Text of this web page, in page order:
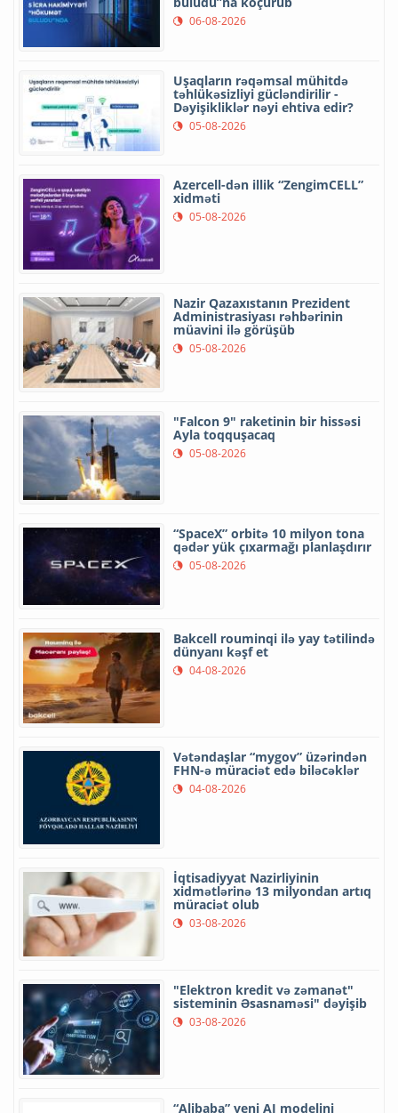
06-08-2026
Uşaqların rəqəmsal mühitdə
təhlükəsizliyi gücləndirilir -
Dəyişikliklər nəyi ehtiva edir?
05-08-2026
Azercell-dən illik “ZengimCELL”
xidməti
05-08-2026
Nazir Qazaxıstanın Prezident
Administrasiyası rəhbərinin
müavini ilə görüşüb
05-08-2026
"Falcon 9" raketinin bir hissəsi
Ayla toqquşacaq
05-08-2026
“SpaceX” orbitə 10 milyon tona
qədər yük çıxarmağı planlaşdırır
05-08-2026
Bakcell rouminqi ilə yay tətilində
dünyanı kəşf et
04-08-2026
Vətəndaşlar “mygov” üzərindən
FHN-ə müraciət edə biləcəklər
04-08-2026
İqtisadiyyat Nazirliyinin
xidmətlərinə 13 milyondan artıq
müraciət olub
03-08-2026
"Elektron kredit və zəmanət"
sisteminin Əsasnaməsi" dəyişib
03-08-2026
“Alibaba” yeni AI modelini